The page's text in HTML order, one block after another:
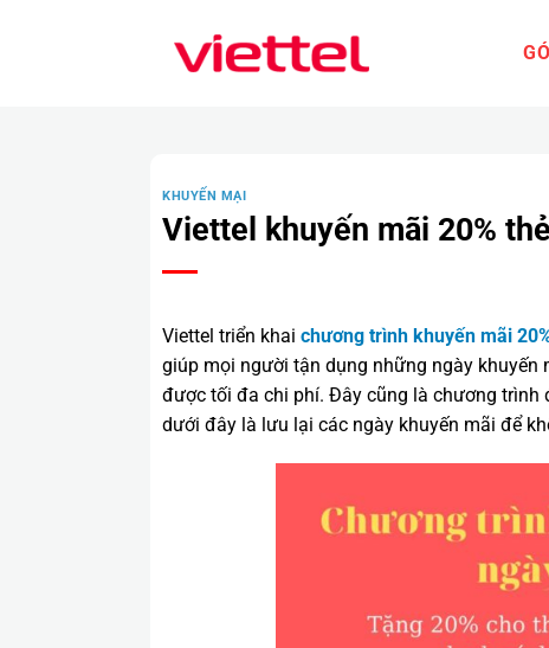
KHUYẾN MẠI
Viettel khuyến mãi 20%
Viettel triển khai chương trình khuyến mãi
giúp mọi người tận dụng những ngày khuyến
được tối đa chi phí. Đây cũng là chương trình
dưới đây là lưu lại các ngày khuyến mãi để